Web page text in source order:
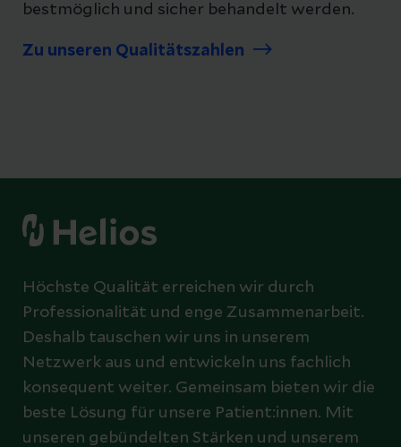
bestmöglich und sicher behandelt werden.
Zu unseren Qualitätszahlen
Höchste Qualität erreichen wir durch
Professionalität und enge Zusammenarbeit.
Deshalb tauschen wir uns in unserem
Netzwerk aus und entwickeln uns fachlich
konsequent weiter. Gemeinsam bieten wir die
beste Lösung für unsere Patient:innen. Mit
unseren gebündelten Stärken und unserem